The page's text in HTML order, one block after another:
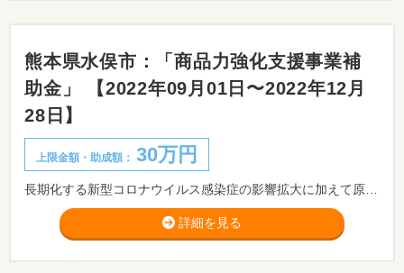
熊本県水俣市：「商品力強化支援事業補
助金」 【2022年09月01日〜2022年12月
28日】
上限金額・助成額： 30万円
詳細を見る